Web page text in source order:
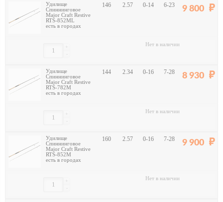
Удилище
Спиннинговое
Major Craft Restive
RTS-852ML
есть в городах
146 2.57 0-14 6-23 9 800
-
+ Нет в наличии
Удилище
Спиннинговое
Major Craft Restive
RTS-782M
есть в городах
144 2.34 0-16 7-28 8 930
-
+ Нет в наличии
Удилище
Спиннинговое
Major Craft Restive
RTS-852M
есть в городах
160 2.57 0-16 7-28 9 900
-
+ Нет в наличии